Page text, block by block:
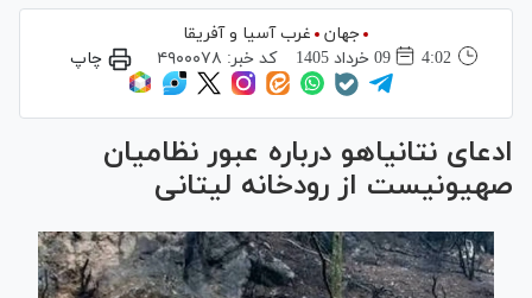
جهان
غرب آسیا و آفریقا
4:02
09 خرداد 1405 کد خبر: ۴۹۰۰۰۷۸ چاپ
ادعای نتانیاهو درباره عبور نظامیان
صهیونیست از رودخانه لیتانی